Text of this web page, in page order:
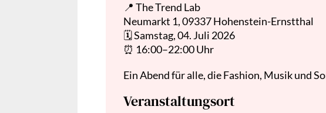
📍 The Trend Lab
Neumarkt 1, 09337 Hohenstein-Ernstthal
🗓️ Samstag, 04. Juli 2026
⏰ 16:00–22:00 Uhr
Ein Abend für alle, die Fashion, Musik und
Veranstaltungsort